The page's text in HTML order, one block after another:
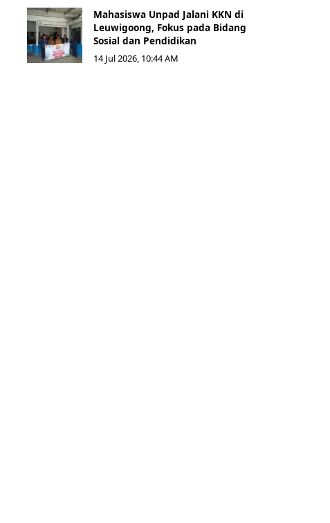
Mahasiswa Unpad Jalani KKN di
Leuwigoong, Fokus pada Bidang
Sosial dan Pendidikan
14 Jul 2026, 10:44 AM